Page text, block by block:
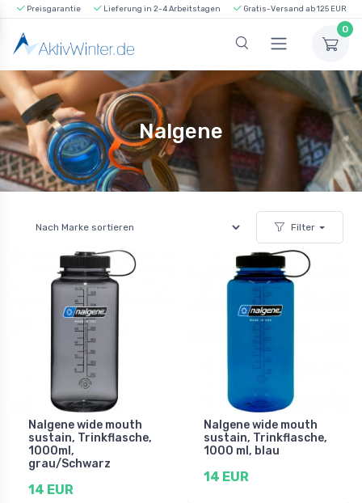
Preisgarantie Lieferung in 2-4 Arbeitstagen Gratis-Versand ab 125 EUR
0
Nalgene
Filter
Nalgene wide mouth
sustain, Trinkflasche,
1000ml,
grau/Schwarz
14 EUR
Nalgene wide mouth
sustain, Trinkflasche,
1000 ml, blau
14 EUR